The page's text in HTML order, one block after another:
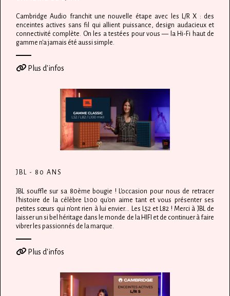
Cambridge Audio franchit une nouvelle étape avec les L/R X : des
enceintes actives sans fil qui allient puissance, design audacieux et
connectivité complète. On les a testées pour vous — la Hi-Fi haut de
gamme n'a jamais été aussi simple.
Plus d'infos
JBL - 80 ANS
JBL souffle sur sa 80ème bougie ! L'occasion pour nous de retracer
l'histoire de la célèbre L100 qu'on aime tant et vous présenter ses
petites sœurs qui n'ont rien à lui envier... Les L52 et L82 ! Merci à JBL de
laisser un si bel héritage dans le monde de la HIFI et de continuer à faire
vibrer les passionnés de la marque.
Plus d'infos